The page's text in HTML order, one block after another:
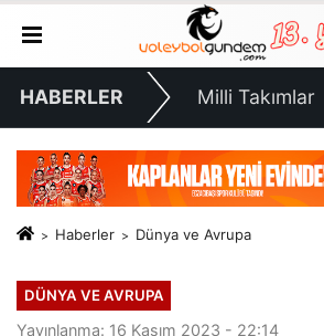
HABERLER Milli Takımlar
Haberler Dünya ve Avrupa
DÜNYA VE AVRUPA
Yayınlanma: 16 Kasım 2023 - 22:14